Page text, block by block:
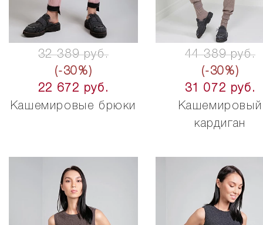
32 389 руб.
(-30%)
22 672 руб.
Кашемировые брюки
44 389 руб.
(-30%)
31 072 руб.
Кашемировый
кардиган